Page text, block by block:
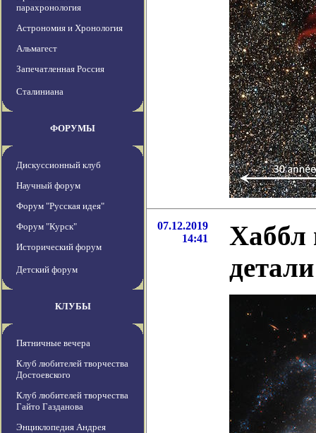
парахронология
Астрономия и Хронология
Альмагест
Запечатленная Россия
Сталиниана
ФОРУМЫ
Дискуссионный клуб
Научный форум
Форум "Русская идея"
Форум "Курск"
Исторический форум
Детский форум
КЛУБЫ
Пятничные вечера
Клуб любителей творчества
Достоевского
Клуб любителей творчества
Гайто Газданова
Энциклопедия Андрея
07.12.2019
14:41
Хаббл